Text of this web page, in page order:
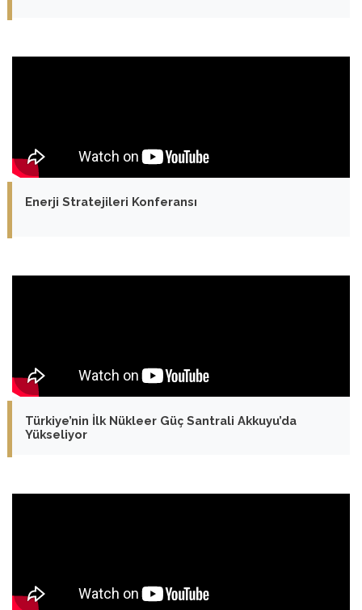
Enerji Stratejileri Konferansı
Türkiye’nin İlk Nükleer Güç Santrali Akkuyu’da
Yükseliyor